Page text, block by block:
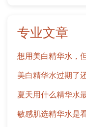
专业文章
想用美白精华水，
美白精华水过期了
夏天用什么精华水
敏感肌选精华水是